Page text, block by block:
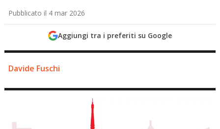
Pubblicato il 4 mar 2026
Aggiungi tra i preferiti su Google
Davide Fuschi